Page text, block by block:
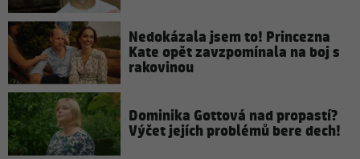
Nedokázala jsem to! Princezna
Kate opět zavzpomínala na boj s
rakovinou
Dominika Gottová nad propastí?
Výčet jejích problémů bere dech!